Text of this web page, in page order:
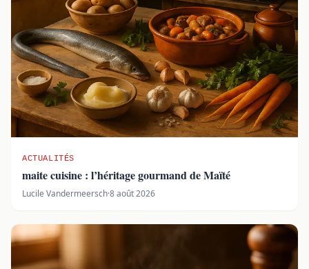
ACTUALITÉS
maite cuisine : l’héritage gourmand de Maïté
Lucile Vandermeersch·8 août 2026